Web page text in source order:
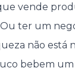
vende
ter um
não está
bebem